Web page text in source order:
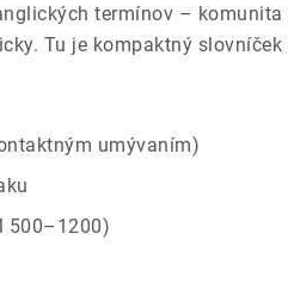
termínov –
Tu je kompaktný
umývaním)
500–1200)